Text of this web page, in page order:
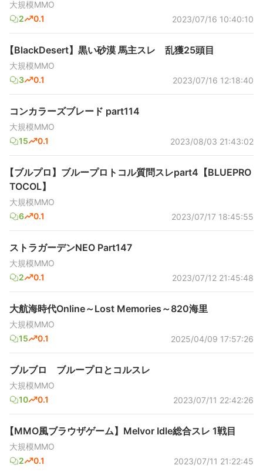
大規模MMO
2
0.1 2023/07/16 10:40:10
【BlackDesert】黒い砂漠 馬主スレ 乱獲25頭目
大規模MMO
3
0.1 2023/07/16 12:18:40
コンカラーズブレード part114
大規模MMO
15
0.1 2023/08/03 21:43:02
【ブルプロ】ブループロトコル質問スレpart4【BLUEPRO
TOCOL】
大規模MMO
6
0.1 2023/07/17 18:45:55
ストラガーデンNEO Part147
大規模MMO
2
0.1 2023/07/12 21:45:48
大航海時代Online～Lost Memories～820海里
大規模MMO
15
0.1 2025/04/09 17:57:26
ブルブロ ブループロとコルスレ
大規模MMO
10
0.1 2023/07/11 22:42:26
【MMO風ブラウザゲーム】Melvor Idle総合スレ 1戦目
大規模MMO
2
0.1 2023/07/11 21:22:45